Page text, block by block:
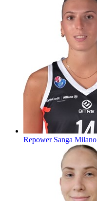
Repower Sanga Milano